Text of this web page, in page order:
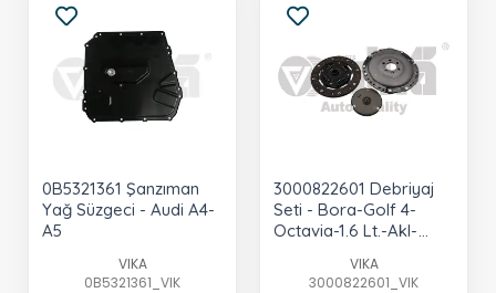
0B5321361 Şanzıman
Yağ Süzgeci - Audi A4-
A5
VIKA
0B5321361_VIK
3000822601 Debriyaj
Seti - Bora-Golf 4-
Octavia-1.6 Lt.-Akl-
VIKA
3000822601_VIK